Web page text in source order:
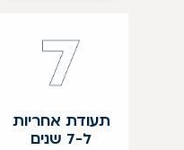
תעודת אחריות
ל-7 שנים